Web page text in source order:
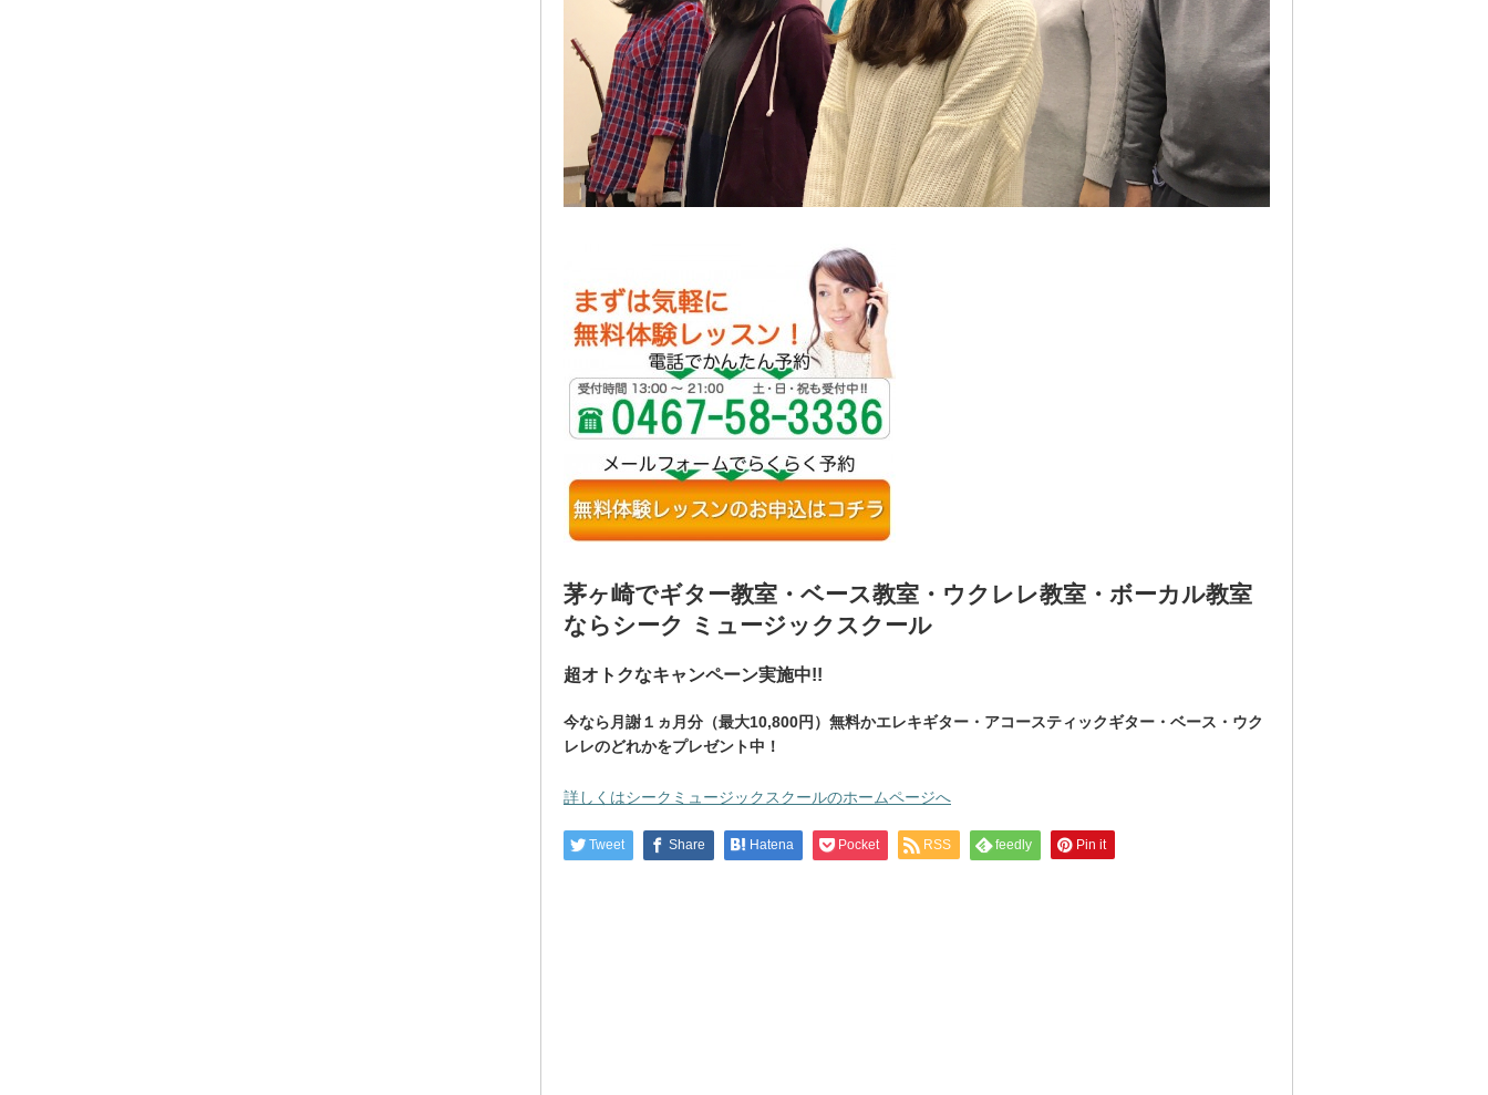
茅ヶ崎でギター教室・ベース教室・ウクレレ教室・ボーカル教室
ならシーク ミュージックスクール
超オトクなキャンペーン実施中!!
今なら月謝１ヵ月分（最大10,800円）無料かエレキギター・アコースティックギター・ベース・ウク
レレのどれかをプレゼント中！
詳しくはシークミュージックスクールのホームページへ
Tweet Share Hatena Pocket RSS feedly Pin it